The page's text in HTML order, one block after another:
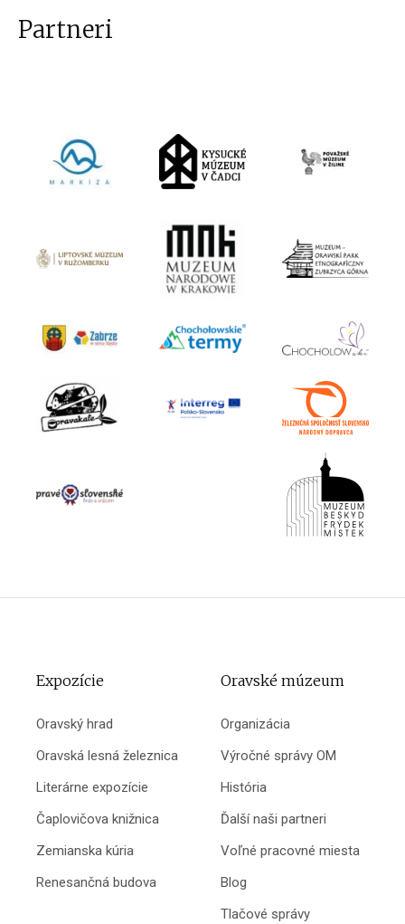
Partneri
Expozície
Oravský hrad
Oravská lesná železnica
Literárne expozície
Čaplovičova knižnica
Zemianska kúria
Renesančná budova
Oravské múzeum
Organizácia
Výročné správy OM
História
Ďalší naši partneri
Voľné pracovné miesta
Blog
Tlačové správy